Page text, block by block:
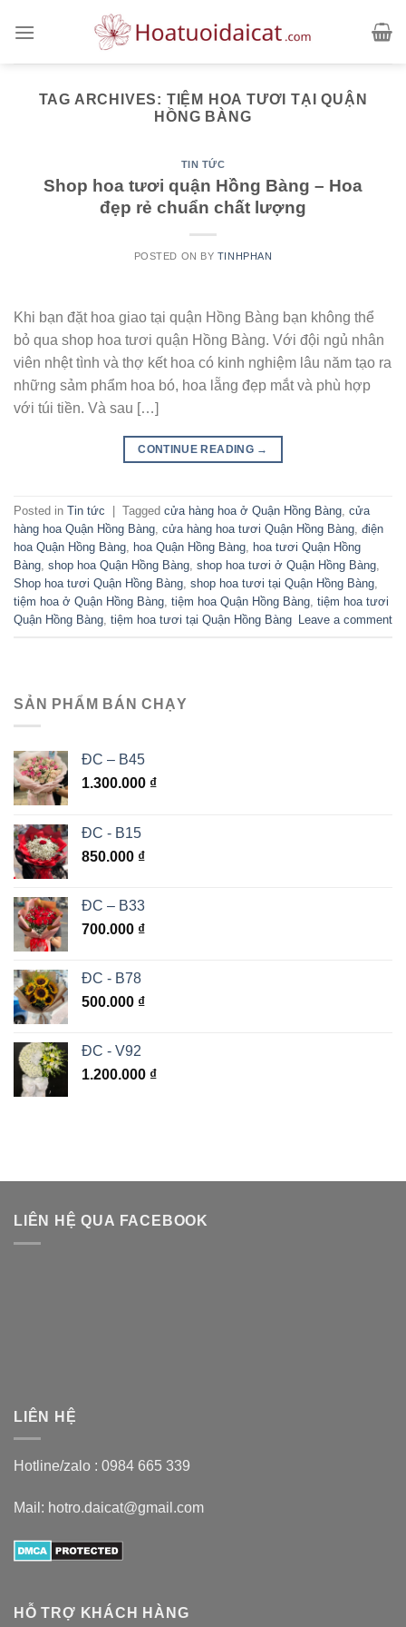
TAG ARCHIVES: TIỆM HOA TƯƠI TẠI QUẬN
HỒNG BÀNG
TIN TỨC
Shop hoa tươi quận Hồng Bàng – Hoa
đẹp rẻ chuẩn chất lượng
POSTED ON BY TINHPHAN
Khi bạn đặt hoa giao tại quận Hồng Bàng bạn không thể
bỏ qua shop hoa tươi quận Hồng Bàng. Với đội ngủ nhân
viên nhệt tình và thợ kết hoa có kinh nghiệm lâu năm tạo ra
những sảm phẩm hoa bó, hoa lẵng đẹp mắt và phù hợp
với túi tiền. Và sau […]
CONTINUE READING →
Posted in Tin tức Tagged cửa hàng hoa ở Quận Hồng Bàng cửa
hàng hoa Quận Hồng Bàng cửa hàng hoa tươi Quận Hồng Bàng điện
hoa Quận Hồng Bàng
hoa Quận Hồng Bàng
hoa tươi Quận Hồng
Bàng shop hoa Quận Hồng Bàng shop hoa tươi ở Quận Hồng Bàng
Shop hoa tươi Quận Hồng Bàng shop hoa tươi tại Quận Hồng Bàng
tiệm hoa ở Quận Hồng Bàng tiệm hoa Quận Hồng Bàng tiệm hoa tươi
Quận Hồng Bàng tiệm hoa tươi tại Quận Hồng Bàng Leave a comment
SẢN PHẨM BÁN CHẠY
ĐC – B45
1.300.000 ₫
ĐC - B15
850.000 ₫
ĐC – B33
700.000 ₫
ĐC - B78
500.000 ₫
ĐC - V92
1.200.000 ₫
LIÊN HỆ QUA FACEBOOK
LIÊN HỆ
Hotline/zalo : 0984 665 339
Mail: hotro.daicat@gmail.com
HỖ TRỢ KHÁCH HÀNG